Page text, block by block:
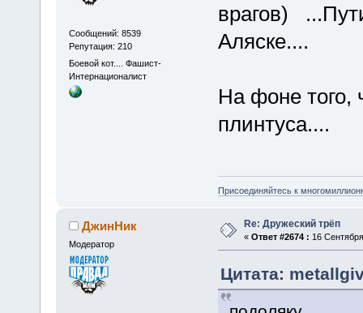
Сообщений: 8539
Репутация: 210
Боевой кот.... Фашист-
Интернационалист
врагов)
Аляске....
На фоне того,
плинтуса....
Присоединяйтесь к
ДжинНик
Модератор
Re: Дружеский трёп
« Ответ #2674 : 16
Цитата: